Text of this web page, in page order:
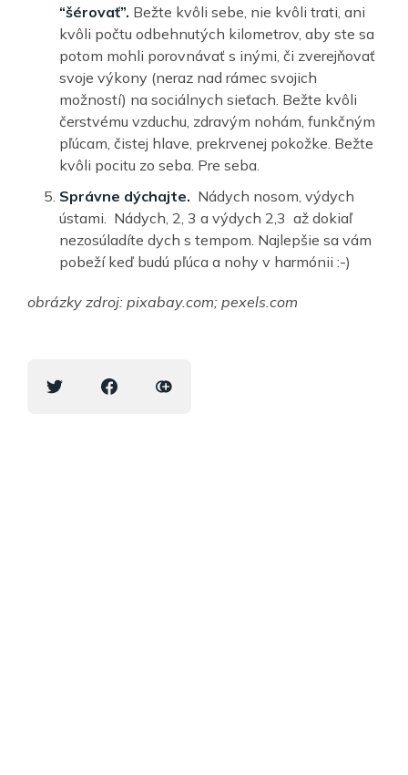
“šérovať”. Bežte kvôli sebe, nie kvôli trati, ani
kvôli počtu odbehnutých kilometrov, aby ste sa
potom mohli porovnávať s inými, či zverejňovať
svoje výkony (neraz nad rámec svojich
možností) na sociálnych sieťach. Bežte kvôli
čerstvému vzduchu, zdravým nohám, funkčným
pľúcam, čistej hlave, prekrvenej pokožke. Bežte
kvôli pocitu zo seba. Pre seba.
Správne dýchajte. Nádych nosom, výdych
ústami. Nádych, 2, 3 a výdych 2,3 až dokiaľ
nezosúladíte dych s tempom. Najlepšie sa vám
pobeží keď budú pľúca a nohy v harmónii :-)
obrázky zdroj: pixabay.com; pexels.com